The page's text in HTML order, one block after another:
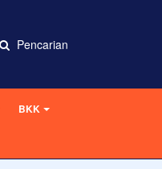
Pencarian
BKK